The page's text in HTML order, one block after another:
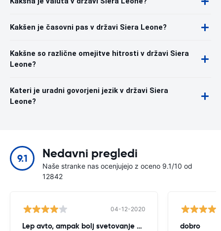
Kakšen je časovni pas v državi Siera Leone?
Kakšne so različne omejitve hitrosti v državi Siera
Leone?
Kateri je uradni govorjeni jezik v državi Siera
Leone?
9.1 Nedavni pregledi
Naše stranke nas ocenjujejo z oceno 9.1/10 od
12842
04-12-2020
Lep avto, ampak bolj svetovanje potrebno dobro